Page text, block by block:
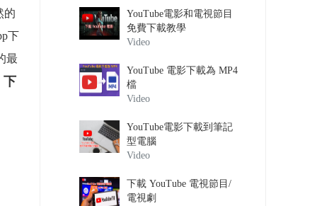
的
下
最
下
YouTube電影和電視節目
免費下載教學
Video
YouTube 電影下載為 MP4
檔
Video
YouTube電影下載到筆記
型電腦
Video
下載 YouTube 電視節目/
電視劇